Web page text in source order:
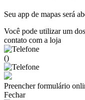
Seu app de mapas será
Você pode utilizar um
contato com a loja
()
Preencher formulário
Fechar